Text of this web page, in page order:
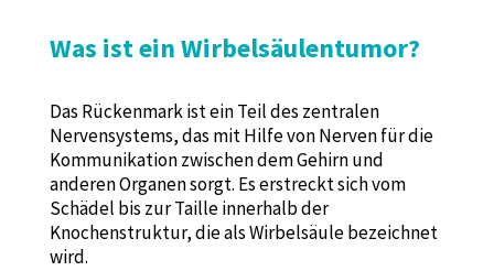
Was ist ein Wirbelsäulentumor?
Das Rückenmark ist ein Teil des zentralen
Nervensystems, das mit Hilfe von Nerven für die
Kommunikation zwischen dem Gehirn und
anderen Organen sorgt. Es erstreckt sich vom
Schädel bis zur Taille innerhalb der
Knochenstruktur, die als Wirbelsäule bezeichnet
wird.